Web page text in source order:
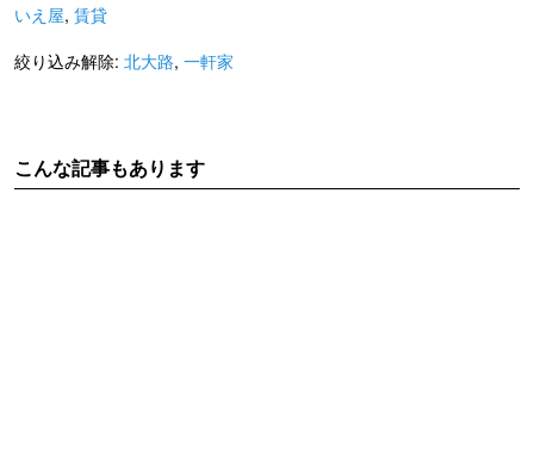
いえ屋, 賃貸
絞り込み解除: 北大路, 一軒家
こんな記事もあります